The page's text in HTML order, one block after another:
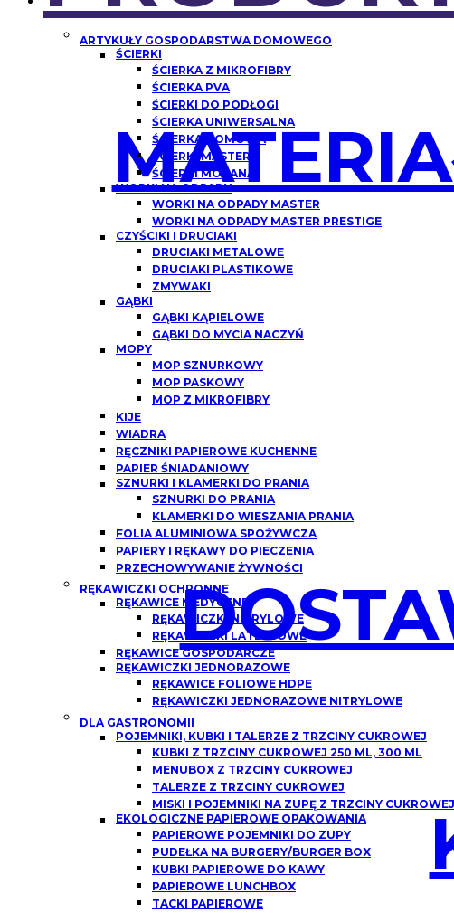
ARTYKUŁY GOSPODARSTWA DOMOWEGO
ŚCIERKI
ŚCIERKA Z MIKROFIBRY
ŚCIERKA PVA
ŚCIERKI DO PODŁOGI
ŚCIERKA UNIWERSALNA
ŚCIERKA DOMOWA
ŚCIERKI MASTER
ŚCIERKI MORANA
WORKI NA ODPADY
WORKI NA ODPADY MASTER
WORKI NA ODPADY MASTER PRESTIGE
CZYŚCIKI I DRUCIAKI
DRUCIAKI METALOWE
DRUCIAKI PLASTIKOWE
ZMYWAKI
GĄBKI
GĄBKI KĄPIELOWE
GĄBKI DO MYCIA NACZYŃ
MOPY
MOP SZNURKOWY
MOP PASKOWY
MOP Z MIKROFIBRY
KIJE
WIADRA
RĘCZNIKI PAPIEROWE KUCHENNE
PAPIER ŚNIADANIOWY
SZNURKI I KLAMERKI DO PRANIA
SZNURKI DO PRANIA
KLAMERKI DO WIESZANIA PRANIA
FOLIA ALUMINIOWA SPOŻYWCZA
PAPIERY I RĘKAWY DO PIECZENIA
PRZECHOWYWANIE ŻYWNOŚCI
RĘKAWICZKI OCHRONNE
RĘKAWICE MEDYCZNE
RĘKAWICZKI NITRYLOWE
RĘKAWICZKI LATEKSOWE
RĘKAWICE GOSPODARCZE
RĘKAWICZKI JEDNORAZOWE
RĘKAWICE FOLIOWE HDPE
RĘKAWICZKI JEDNORAZOWE NITRYLOWE
DLA GASTRONOMII
POJEMNIKI, KUBKI I TALERZE Z TRZCINY CUKROWEJ
KUBKI Z TRZCINY CUKROWEJ 250 ML, 300 ML
MENUBOX Z TRZCINY CUKROWEJ
TALERZE Z TRZCINY CUKROWEJ
MISKI I POJEMNIKI NA ZUPĘ Z TRZCINY CUKROWEJ
EKOLOGICZNE PAPIEROWE OPAKOWANIA
PAPIEROWE POJEMNIKI DO ZUPY
PUDEŁKA NA BURGERY/BURGER BOX
KUBKI PAPIEROWE DO KAWY
PAPIEROWE LUNCHBOX
TACKI PAPIEROWE